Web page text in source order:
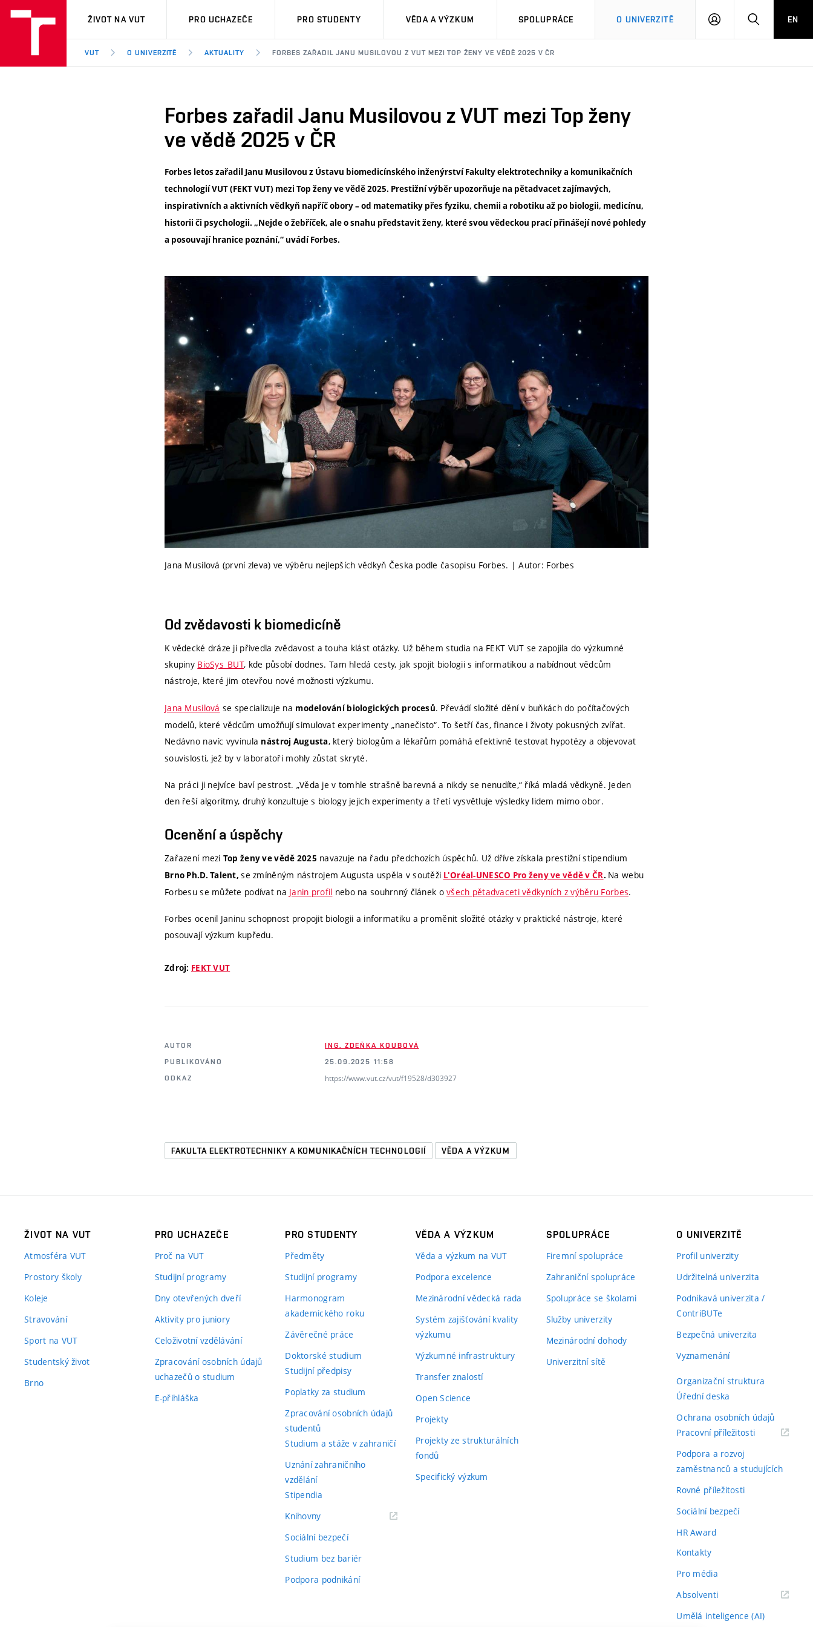
VUT
ŽIVOT NA VUT PRO UCHAZEČE PRO STUDENTY VĚDA A VÝZKUM SPOLUPRÁCE O UNIVERZITĚ
PŘIHLÁSIT HLEDATEN
VUT O UNIVERZITĚ AKTUALITY FORBES ZAŘADIL JANU MUSILOVOU Z VUT MEZI TOP ŽENY VE VĚDĚ 2025 V ČR
Forbes zařadil Janu Musilovou z VUT mezi Top ženy
ve vědě 2025 v ČR
Forbes letos zařadil Janu Musilovou z Ústavu biomedicínského inženýrství Fakulty elektrotechniky a komunikačních
technologií VUT (FEKT VUT) mezi Top ženy ve vědě 2025. Prestižní výběr upozorňuje na pětadvacet zajímavých,
inspirativních a aktivních vědkyň napříč obory – od matematiky přes fyziku, chemii a robotiku až po biologii, medicínu,
historii či psychologii. „Nejde o žebříček, ale o snahu představit ženy, které svou vědeckou prací přinášejí nové pohledy
a posouvají hranice poznání,“ uvádí Forbes.
Jana Musilová (první zleva) ve výběru nejlepších vědkyň Česka podle časopisu Forbes. | Autor: Forbes
Od zvědavosti k biomedicíně
K vědecké dráze ji přivedla zvědavost a touha klást otázky. Už během studia na FEKT VUT se zapojila do výzkumné
skupiny BioSys_BUT, kde působí dodnes. Tam hledá cesty, jak spojit biologii s informatikou a nabídnout vědcům
nástroje, které jim otevřou nové možnosti výzkumu.
Jana Musilová se specializuje na modelování biologických procesů. Převádí složité dění v buňkách do počítačových
modelů, které vědcům umožňují simulovat experimenty „nanečisto“. To šetří čas, finance i životy pokusných zvířat.
Nedávno navíc vyvinula nástroj Augusta, který biologům a lékařům pomáhá efektivně testovat hypotézy a objevovat
souvislosti, jež by v laboratoři mohly zůstat skryté.
Na práci ji nejvíce baví pestrost. „Věda je v tomhle strašně barevná a nikdy se nenudíte,“ říká mladá vědkyně. Jeden
den řeší algoritmy, druhý konzultuje s biology jejich experimenty a třetí vysvětluje výsledky lidem mimo obor.
Ocenění a úspěchy
Zařazení mezi Top ženy ve vědě 2025 navazuje na řadu předchozích úspěchů. Už dříve získala prestižní stipendium
Brno Ph.D. Talent,se zmíněným nástrojem Augusta uspěla v soutěži L'Oréal-UNESCO Pro ženy ve vědě v ČR. Na webu
Forbesu se můžete podívat na Janin profil nebo na souhrnný článek o všech pětadvaceti vědkyních z výběru Forbes.
Forbes ocenil Janinu schopnost propojit biologii a informatiku a proměnit složité otázky v praktické nástroje, které
posouvají výzkum kupředu.
Zdroj: FEKT VUT
AUTOR
ING. ZDEŇKA KOUBOVÁ
PUBLIKOVÁNO
25.09.2025 11:58
ODKAZ
https://www.vut.cz/vut/f19528/d303927
FAKULTA ELEKTROTECHNIKY A KOMUNIKAČNÍCH TECHNOLOGIÍ VĚDA A VÝZKUM
ŽIVOT NA VUT
Atmosféra VUT
Prostory školy
Koleje
Stravování
Sport na VUT
Studentský život
Brno
PRO UCHAZEČE
Proč na VUT
Studijní programy
Dny otevřených dveří
Aktivity pro juniory
Celoživotní vzdělávání
Zpracování osobních údajů
uchazečů o studium
E-přihláška
PRO STUDENTY
Předměty
Studijní programy
Harmonogram
akademického roku
Závěrečné práce
Doktorské studium
Studijní předpisy
Poplatky za studium
Zpracování osobních údajů
studentů
Studium a stáže v zahraničí
Uznání zahraničního
vzdělání
Stipendia
Knihovny(externí
Sociální bezpečí
Studium bez bariér
Podpora podnikání
VĚDA A VÝZKUM
Věda a výzkum na VUT
Podpora excelence
Mezinárodní vědecká rada
Systém zajišťování kvality
výzkumu
Výzkumné infrastruktury
Transfer znalostí
Open Science
Projekty
Projekty ze strukturálních
fondů
Specifický výzkum
SPOLUPRÁCE
Firemní spolupráce
Zahraniční spolupráce
Spolupráce se školami
Služby univerzity
Mezinárodní dohody
Univerzitní sítě
O UNIVERZITĚ
Profil univerzity
Udržitelná univerzita
Podnikavá univerzita /
ContriBUTe
Bezpečná univerzita
Vyznamenání
Organizační struktura
Úřední deska
Ochrana osobních údajů
Pracovní příležitosti(externí
Podpora a rozvoj
zaměstnanců a studujících
Rovné příležitosti
Sociální bezpečí
HR Award
Kontakty
Pro média
Absolventi(externí
Umělá inteligence (AI)